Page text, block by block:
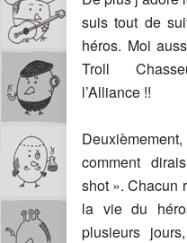
suis tout de
héros. Moi
Troll
l’Alliance !!
comment
shot ». Chacun
la vie du
plusieurs